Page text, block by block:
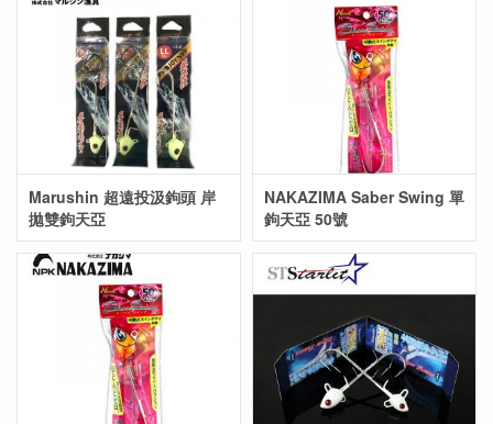
Marushin 超遠投汲鉤頭 岸
拋雙鉤天亞
NAKAZIMA Saber Swing 單
鉤天亞 50號